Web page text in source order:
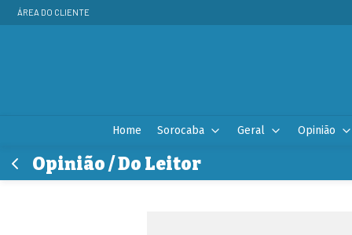
ÁREA DO CLIENTE
Home Sorocaba Geral Opinião
Opinião / Do Leitor